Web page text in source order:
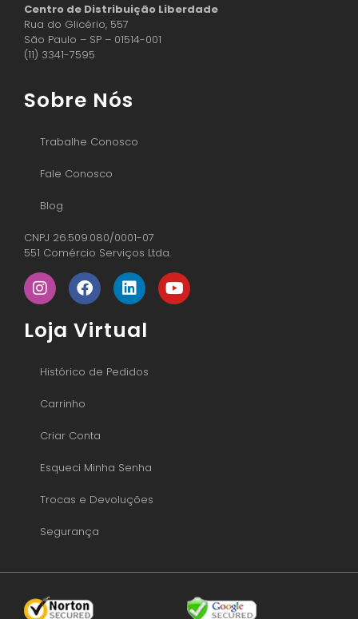
Centro de Distribuição Liberdade
Rua do Glicério, 557
São Paulo – SP – 01514-001
(11) 3341-7595
Sobre Nós
Trabalhe Conosco
Fale Conosco
Blog
CNPJ 26.509.080/0001-07
551 Comércio Serviços Ltda.
Loja Virtual
Histórico de Pedidos
Carrinho
Criar Conta
Esqueci Minha Senha
Trocas e Devoluções
Segurança